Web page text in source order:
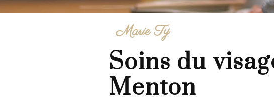
Marie Ty
soins du visage à
Menton